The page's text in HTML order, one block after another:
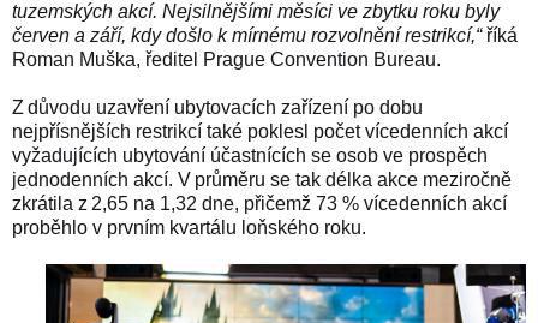
tuzemských akcí. Nejsilnějšími měsíci ve zbytku roku byly
červen a září, kdy došlo k mírnému rozvolnění restrikcí,“říká
Roman Muška, ředitel Prague Convention Bureau.
Z důvodu uzavření ubytovacích zařízení po dobu
nejpřísnějších restrikcí také poklesl počet vícedenních akcí
vyžadujících ubytování účastnících se osob ve prospěch
jednodenních akcí. V průměru se tak délka akce meziročně
zkrátila z 2,65 na 1,32 dne, přičemž 73 % vícedenních akcí
proběhlo v prvním kvartálu loňského roku.